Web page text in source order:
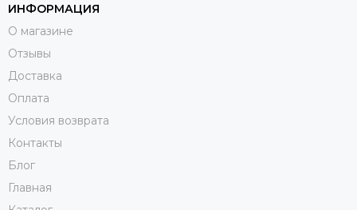
ИНФОРМАЦИЯ
О магазине
Отзывы
Доставка
Оплата
Условия возврата
Контакты
Блог
Главная